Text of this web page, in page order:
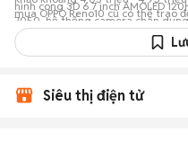
mua OPPO Reno10 cũ có thể
ngân sách.
hình cong 3D 6.7 inch AMOLED
7050, hệ thống camera chân
5000mAh sạc nhanh
mức giá vô cùng hợp lý.
Siêu thị điện tử